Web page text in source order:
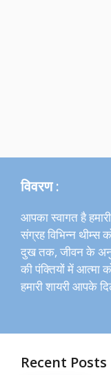
विवरण :
आपका स्वागत है हमारी
संग्रह विभिन्न
दुख तक, जीवन के
की पंक्तियों में आत्मा
हमारी शायरी आपके
Recent Posts